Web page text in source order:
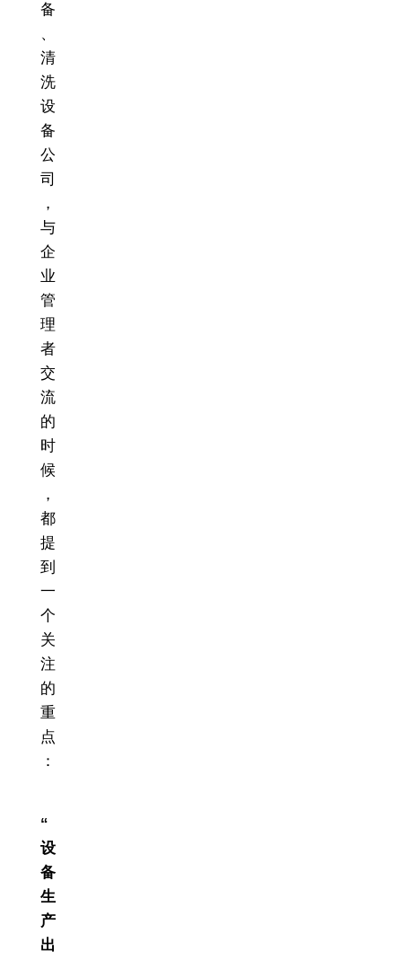
备
、
清
洗
设
备
公
司
，
与
企
业
管
理
者
交
流
的
时
候
，
都
提
到
一
个
关
注
的
重
点
：
“
设
备
生
产
出